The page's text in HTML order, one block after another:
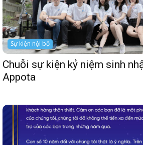
Sự kiện nội bộ
Chuỗi sự kiện kỷ niệm sinh
Appota